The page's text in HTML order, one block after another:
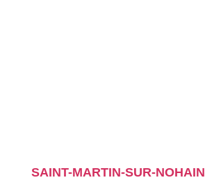
SAINT-MARTIN-SUR-NOHAIN